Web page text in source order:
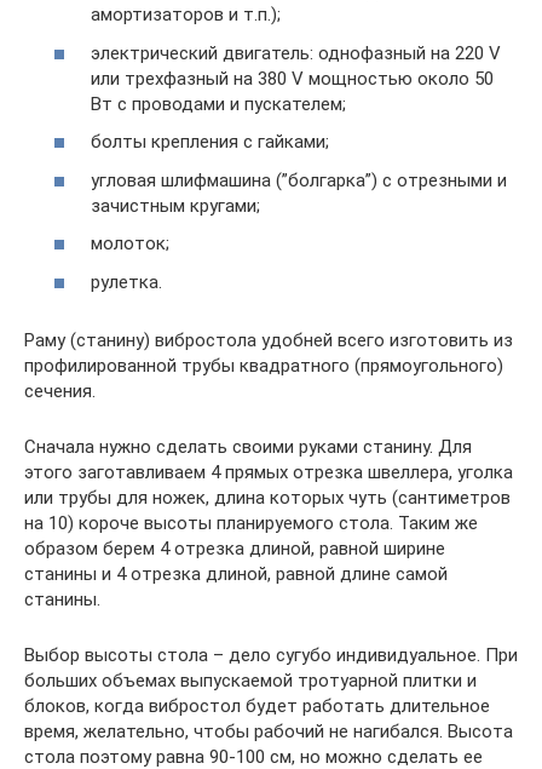
амортизаторов и т.п.);
электрический двигатель: однофазный на 220 V
или трехфазный на 380 V мощностью около 50
Вт с проводами и пускателем;
болты крепления с гайками;
угловая шлифмашина (”болгарка”) с отрезными и
зачистным кругами;
молоток;
рулетка.
Раму (станину) вибростола удобней всего изготовить из
профилированной трубы квадратного (прямоугольного)
сечения.
Сначала нужно сделать своими руками станину. Для
этого заготавливаем 4 прямых отрезка швеллера, уголка
или трубы для ножек, длина которых чуть (сантиметров
на 10) короче высоты планируемого стола. Таким же
образом берем 4 отрезка длиной, равной ширине
станины и 4 отрезка длиной, равной длине самой
станины.
Выбор высоты стола – дело сугубо индивидуальное. При
больших объемах выпускаемой тротуарной плитки и
блоков, когда вибростол будет работать длительное
время, желательно, чтобы рабочий не нагибался. Высота
стола поэтому равна 90-100 см, но можно сделать ее